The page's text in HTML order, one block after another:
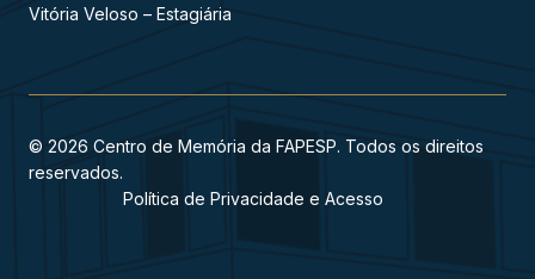
Vitória Veloso – Estagiária
© 2026 Centro de Memória da FAPESP. Todos os direitos
reservados.
Política de Privacidade e Acesso